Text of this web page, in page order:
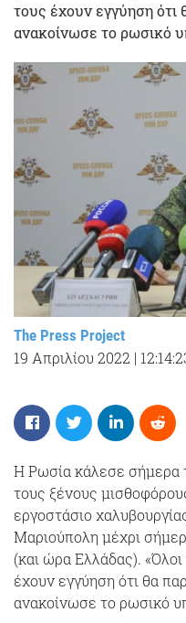
τους έχουν εγγύηση ότι
ανακοίνωσε το ρωσικό
The Press Project
19 Απριλίου 2022 |
Η Ρωσία κάλεσε σήμερα
τους ξένους
εργοστάσιο
Μαριούπολη μέχρι
(και ώρα Ελλάδας).
έχουν εγγύηση ότι θα
ανακοίνωσε το ρωσικό